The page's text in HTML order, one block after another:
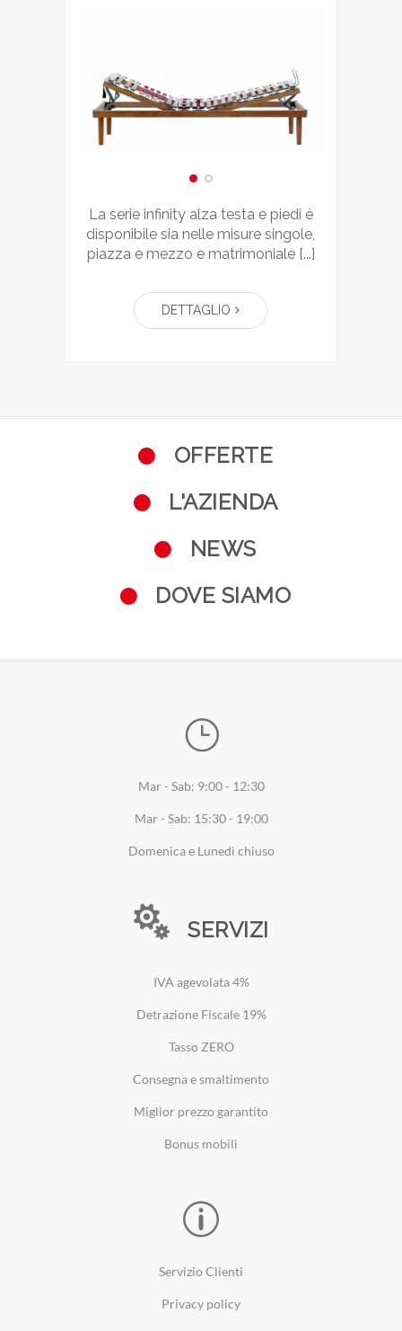
la serie infinity alza testa e piedi è
disponibile sia nelle misure singole,
piazza e mezzo e matrimoniale [...]
DETTAGLIO
OFFERTE
L'AZIENDA
NEWS
DOVE SIAMO
Mar - Sab: 9:00 - 12:30
Mar - Sab: 15:30 - 19:00
Domenica e Lunedì chiuso
SERVIZI
IVA agevolata 4%
Detrazione Fiscale 19%
Tasso ZERO
Consegna e smaltimento
Miglior prezzo garantito
Bonus mobili
Servizio Clienti
Privacy policy